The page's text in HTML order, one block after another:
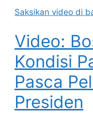
Saksikan video di
Video:
Kondisi
Pasca
Presiden